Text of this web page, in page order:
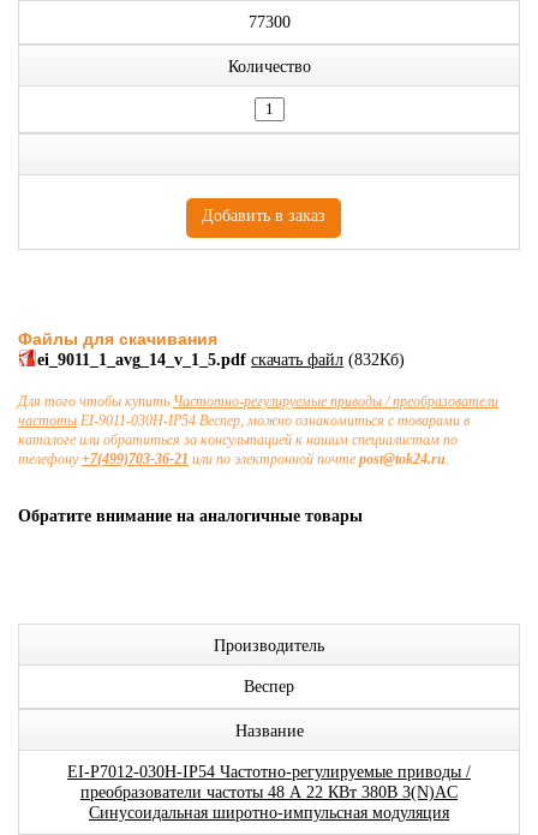
77300
Количество
Файлы для скачивания
ei_9011_1_avg_14_v_1_5.pdf скачать файл (832Кб)
Для того чтобы купить Частотно-регулируемые приводы / преобразователи
частоты EI-9011-030H-IP54 Веспер, можно ознакомиться с товарами в
каталоге или обратиться за консультацией к нашим специалистам по
телефону+7(499)703-36-21 или по электронной почте post@tok24.ru.
Обратите внимание на аналогичные товары
Производитель
Веспер
Название
EI-P7012-030H-IP54 Частотно-регулируемые приводы /
преобразователи частоты 48 А 22 КВт 380В 3(N)AC
Синусоидальная широтно-импульсная модуляция